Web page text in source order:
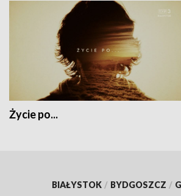
Życie po...
BIAŁYSTOK / BYDGOSZCZ /